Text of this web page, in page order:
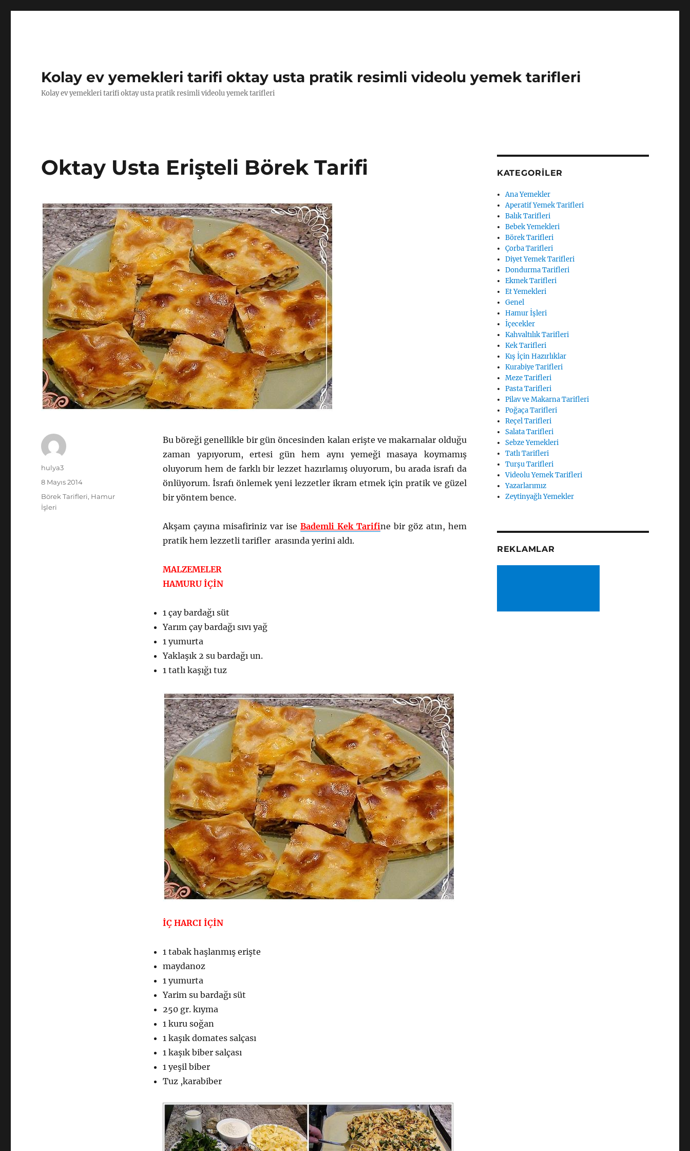
Kolay ev yemekleri tarifi oktay usta pratik resimli videolu yemek tarifleri
Kolay ev yemekleri tarifi oktay usta pratik resimli videolu yemek tarifleri
Oktay Usta Erişteli Börek Tarifi
Bu böreği genellikle bir gün öncesinden kalan erişte ve makarnalar olduğu
zaman yapıyorum, ertesi gün hem aynı yemeği masaya koymamış
oluyorum hem de farklı bir lezzet hazırlamış oluyorum, bu arada israfı da
önlüyorum. İsrafı önlemek yeni lezzetler ikram etmek için pratik ve güzel
bir yöntem bence.
Akşam çayına misafiriniz var ise Bademli Kek Tarifine bir göz atın, hem
pratik hem lezzetli tarifler arasında yerini aldı.
MALZEMELER
HAMURU İÇİN
1 çay bardağı süt
Yarım çay bardağı sıvı yağ
1 yumurta
Yaklaşık 2 su bardağı un.
1 tatlı kaşığı tuz
İÇ HARCI İÇİN
1 tabak haşlanmış erişte
maydanoz
1 yumurta
Yarim su bardağı süt
250 gr. kıyma
1 kuru soğan
1 kaşık domates salçası
1 kaşık biber salçası
1 yeşil biber
Tuz ,karabiber
Yazar
hulya3
Yayın
tarihi
8 Mayıs 2014
Kategoriler
Börek Tarifleri, Hamur
İşleri
KATEGORILER
Ana Yemekler
Aperatif Yemek Tarifleri
Balık Tarifleri
Bebek Yemekleri
Börek Tarifleri
Çorba Tarifleri
Diyet Yemek Tarifleri
Dondurma Tarifleri
Ekmek Tarifleri
Et Yemekleri
Genel
Hamur İşleri
İçecekler
Kahvaltılık Tarifleri
Kek Tarifleri
Kış İçin Hazırlıklar
Kurabiye Tarifleri
Meze Tarifleri
Pasta Tarifleri
Pilav ve Makarna Tarifleri
Poğaça Tarifleri
Reçel Tarifleri
Salata Tarifleri
Sebze Yemekleri
Tatlı Tarifleri
Turşu Tarifleri
Videolu Yemek Tarifleri
Yazarlarımız
Zeytinyağlı Yemekler
REKLAMLAR